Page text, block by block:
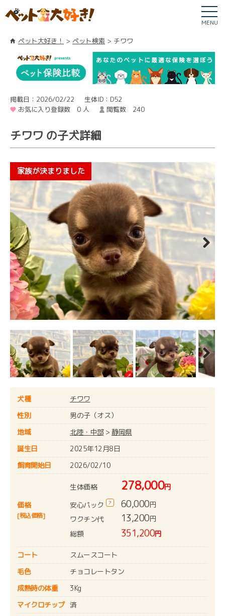
MENU
ペット大好き！ ペット検索 チワワ
掲載日：2026/02/22
生体ID：D52
お気に入り登録数 0 人
閲覧数 240
チワワ の子犬詳細
Next
犬種
チワワ
性別
男の子（オス）
地域
北陸・中部> 静岡県
誕生日
2025年12月8日
飼育開始日
2026/02/10
価格
[税込価格]
生体価格 278,000円
安心パック
? 60,000円
ワクチン代
13,200円
総額
351,200円
コート
スムースコート
毛色
チョコレートタン
成熟時の体重
3Kg
マイクロチップ 済